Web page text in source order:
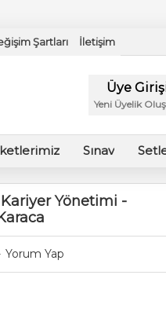
Şartları İletişim
Üye
Yeni Üyelik
Sınav
Yönetimi -
Yorum Yap